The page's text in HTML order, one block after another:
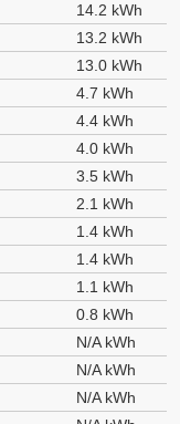
14.2 kWh
13.2 kWh
13.0 kWh
4.7 kWh
4.4 kWh
4.0 kWh
3.5 kWh
2.1 kWh
1.4 kWh
1.4 kWh
1.1 kWh
0.8 kWh
N/A kWh
N/A kWh
N/A kWh